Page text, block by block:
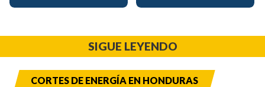
SIGUE LEYENDO
CORTES DE ENERGÍA EN HONDURAS